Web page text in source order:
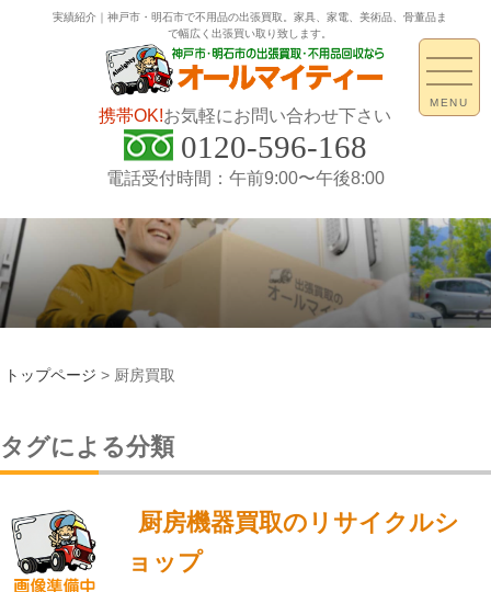
実績紹介｜神戸市・明石市で不用品の出張買取。家具、家電、美術品、骨董品ま
で幅広く出張買い取り致します。
携帯OK!お気軽にお問い合わせ下さい
0120-596-168
電話受付時間：午前9:00〜午後8:00
MENU
トップページ > 厨房買取
タグによる分類
厨房機器買取のリサイクルシ
ョップ